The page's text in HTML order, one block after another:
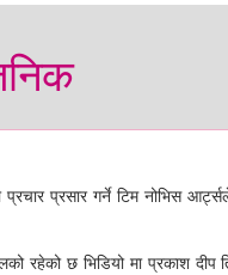
प्रसार गर्ने टिम नोभिस आर्ट्सले
छ भिडियो मा प्रकाश दीप